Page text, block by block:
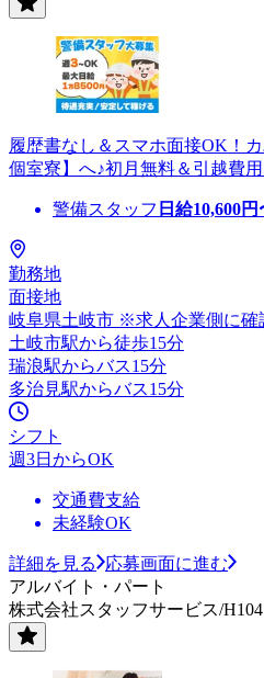
履歴書なし＆スマホ面接OK！
個室寮】へ♪初月無料＆引越費
警備スタッフ 日給10,600円
勤務地
面接地
岐阜県土岐市 ※求人企業側に確
土岐市駅から徒歩15分
瑞浪駅からバス15分
多治見駅からバス15分
シフト
週3日からOK
交通費支給
未経験OK
詳細を見る
応募画面に進む
アルバイト・パート
株式会社スタッフサービス/